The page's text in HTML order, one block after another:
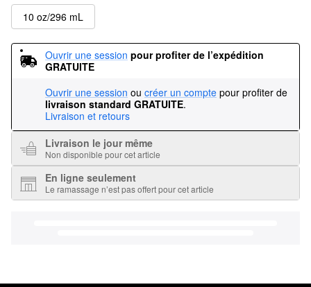
10 oz/296 mL
Ouvrir une session pour profiter de l’expédition
GRATUITE
Ouvrir une session ou créer un compte pour profiter de
livraison standard GRATUITE.
Livraison et retours
Livraison le jour même
Non disponible pour cet article
En ligne seulement
Le ramassage n’est pas offert pour cet article